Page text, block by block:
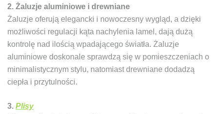
2. Żaluzje aluminiowe i drewniane
Żaluzje oferują elegancki i nowoczesny wygląd, a dzięki
możliwości regulacji kąta nachylenia lamel, dają dużą
kontrolę nad ilością wpadającego światła. Żaluzje
aluminiowe doskonale sprawdzą się w pomieszczeniach o
minimalistycznym stylu, natomiast drewniane dodadzą
ciepła i przytulności.
3. Plisy